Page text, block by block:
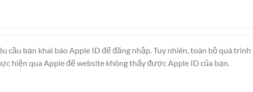
cầu bạn khai báo Apple ID để đăng nhập. Tuy nhiên, toàn bộ quá trình
hiện qua Apple để website không thấy được Apple ID của bạn.